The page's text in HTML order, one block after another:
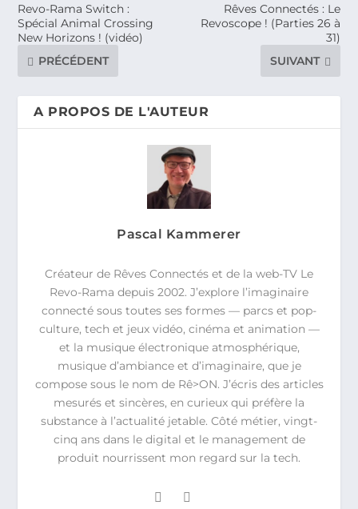
Revo-Rama Switch :
Spécial Animal Crossing
New Horizons ! (vidéo)
PRÉCÉDENT
Rêves Connectés : Le
Revoscope ! (Parties 26 à
31)
SUIVANT
A PROPOS DE L'AUTEUR
Pascal Kammerer
Créateur de Rêves Connectés et de la web-TV Le
Revo-Rama depuis 2002. J’explore l’imaginaire
connecté sous toutes ses formes — parcs et pop-
culture, tech et jeux vidéo, cinéma et animation —
et la musique électronique atmosphérique,
musique d’ambiance et d’imaginaire, que je
compose sous le nom de Rê>ON. J’écris des articles
mesurés et sincères, en curieux qui préfère la
substance à l’actualité jetable. Côté métier, vingt-
cinq ans dans le digital et le management de
produit nourrissent mon regard sur la tech.